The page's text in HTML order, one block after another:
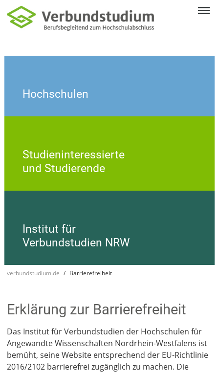
Hochschulen
Studieninteressierte
und Studierende
Institut für
Verbundstudien NRW
verbundstudium.de Barrierefreiheit
Erklärung zur Barrierefreiheit
Das Institut für Verbundstudien der Hochschulen für
Angewandte Wissenschaften Nordrhein-Westfalens ist
bemüht, seine Website entsprechend der EU-Richtlinie
2016/2102 barrierefrei zugänglich zu machen. Die